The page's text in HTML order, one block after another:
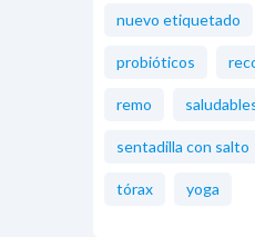
nuevo etiquetado
probióticos
remo
sentadilla con salto
tórax yoga